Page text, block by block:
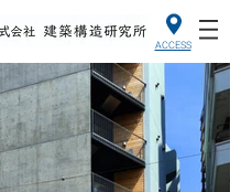
ACCESS